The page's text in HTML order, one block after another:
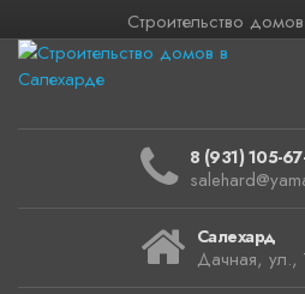
Строительство
8 (931) 105-
Салехард
Дачная, ул.,